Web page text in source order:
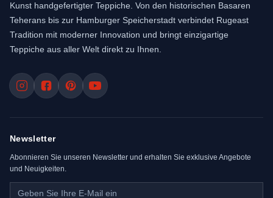
Kunst handgefertigter Teppiche. Von den historischen Basaren
Teherans bis zur Hamburger Speicherstadt verbindet Rugeast
Tradition mit moderner Innovation und bringt einzigartige
Teppiche aus aller Welt direkt zu Ihnen.
Newsletter
Abonnieren Sie unseren Newsletter und erhalten Sie exklusive Angebote
und Neuigkeiten.